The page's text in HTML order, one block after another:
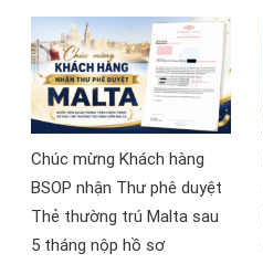
Chúc mừng Khách hàng
BSOP nhận Thư phê duyệt
Thẻ thường trú Malta sau
5 tháng nộp hồ sơ